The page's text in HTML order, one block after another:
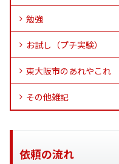
勉強
お試し（プチ実験）
東大阪市のあれやこれ
その他雑記
依頼の流れ